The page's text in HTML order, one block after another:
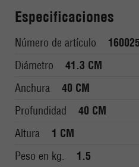
Especificaciones
Número de artículo
160025
Diámetro
41.3 CM
Anchura
40 CM
Profundidad
40 CM
Altura
1 CM
Peso en kg.
1.5